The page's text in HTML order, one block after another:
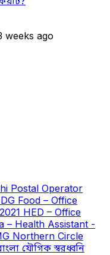
weeks ago
Postal Operator
DG Food – Office
HED – Office
– Health Assistant -
Northern Circle
যৌগিক স্বরধ্বনি